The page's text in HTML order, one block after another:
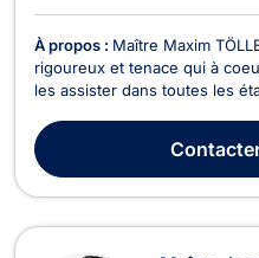
À propos : Maître Maxim
rigoureux et tenace qui à
les assister dans toutes les